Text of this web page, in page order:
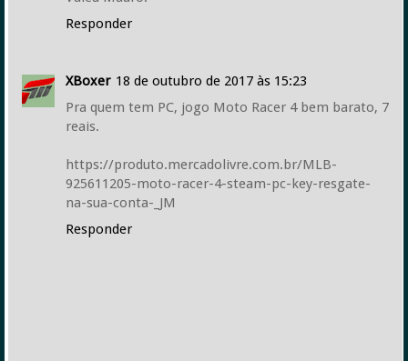
Responder
XBoxer 18 de outubro de 2017 às 15:23
Pra quem tem PC, jogo Moto Racer 4 bem barato, 7
reais.
https://produto.mercadolivre.com.br/MLB-
925611205-moto-racer-4-steam-pc-key-resgate-
na-sua-conta-_JM
Responder